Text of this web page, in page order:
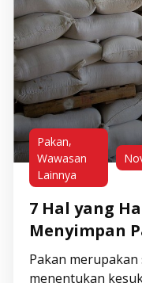
Pakan,
Wawasan
Lainnya
7 Hal yang
Menyimpan
Pakan
menentukan